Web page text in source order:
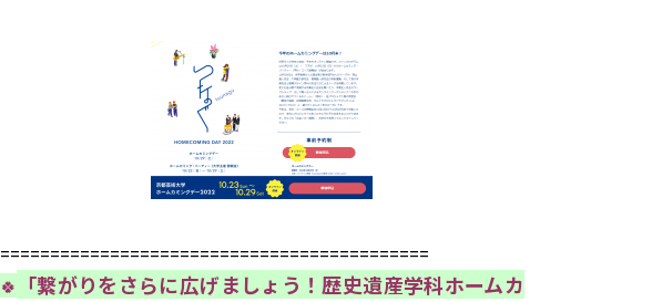
===========================================
🍀 「繋がりをさらに広げましょう！歴史遺産学科ホームカ